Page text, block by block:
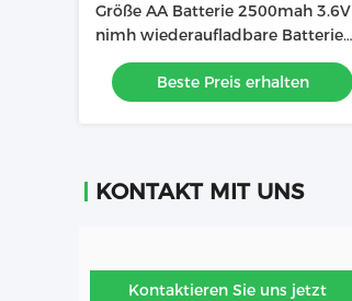
Größe AA Batterie 2500mah 3.6V
nimh wiederaufladbare Batterie
OEM nimh Batterie Fabrik
Beste Preis erhalten
KONTAKT MIT UNS
Kontaktieren Sie uns jetzt